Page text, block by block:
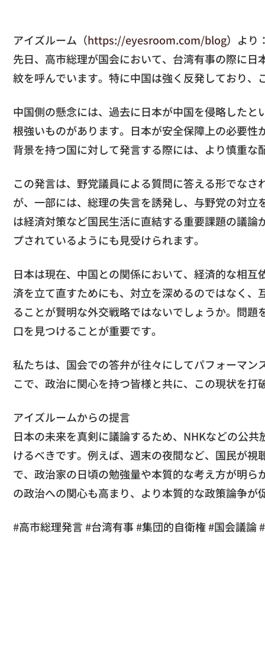
アイズルーム（https://eyesroom.com/blog）より
先日、高市総理が国会において、台湾有事の際に
紋を呼んでいます。特に中国は強く反発しており
中国側の懸念には、過去に日本が中国を侵略した
根強いものがあります。日本が安全保障上の必要
背景を持つ国に対して発言する際には、より慎重な
この発言は、野党議員による質問に答える形でな
が、一部には、総理の失言を誘発し、与野党の対
は経済対策など国民生活に直結する重要課題の議
プされているようにも見受けられます。
日本は現在、中国との関係において、経済的な相
済を立て直すためにも、対立を深めるのではなく
ることが賢明な外交戦略ではないでしょうか。問
口を見つけることが重要です。
私たちは、国会での答弁が往々にしてパフォーマ
こで、政治に関心を持つ皆様と共に、この現状を
アイズルームからの提言
日本の未来を真剣に議論するため、NHKなどの公
けるべきです。例えば、週末の夜間など、国民が
で、政治家の日頃の勉強量や本質的な考え方が明
の政治への関心も高まり、より本質的な政策論争が
#高市総理発言 #台湾有事 #集団的自衛権 #国会議論